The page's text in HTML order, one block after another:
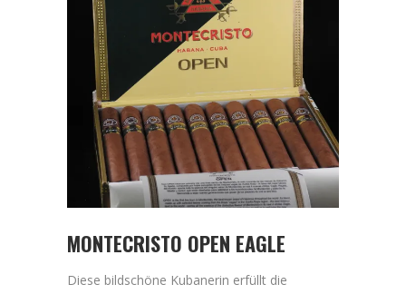
MONTECRISTO OPEN EAGLE
Diese bildschöne Kubanerin erfüllt die